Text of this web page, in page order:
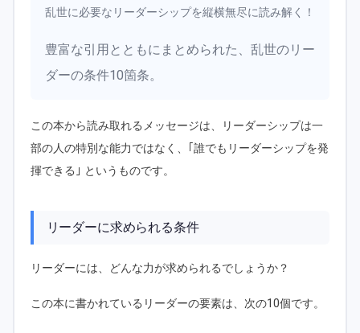
乱世に必要なリーダーシップを縦横無尽に読み解く！
豊富な引用とともにまとめられた、乱世のリー
ダーの条件10箇条。
この本から読み取れるメッセージは、リーダーシップは一
部の人の特別な能力ではなく、｢誰でもリーダーシップを発
揮できる｣ というものです。
リーダーに求められる条件
リーダーには、どんな力が求められるでしょうか？
この本に書かれているリーダーの要素は、次の10個です。